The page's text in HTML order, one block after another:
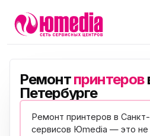
Ремонтпринтеров
Петербурге
Ремонт принтеров в
сервисов Юmedia — это не